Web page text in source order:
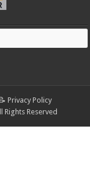
Privacy Policy
Reserved